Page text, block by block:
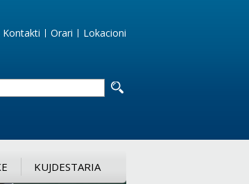
Kontakti Orari Lokacioni
KUJDESTARIA